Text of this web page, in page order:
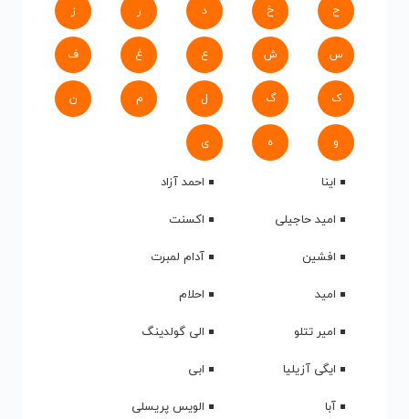
ح خ د ر ز
س ش ع غ ف
ک گ ل م ن
و ه ی
اینا
احمد آزاد
امید حاجیلی
اکسنت
افشین
آدام لمبرت
امید
احلام
امیر تتلو
الی گولدینگ
ایگی آزیلیا
ابی
آبا
الویس پریسلی